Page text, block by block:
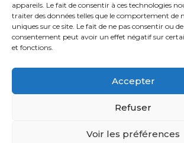
appareils. Le fait de consentir à ces technologies
traiter des données telles que le comportement de
uniques sur ce site. Le fait de ne pas consentir ou
consentement peut avoir un effet négatif sur
et fonctions.
Accepter
Refuser
Voir les préférences
la
tranquillité
d’esprit
défi
50 rue
Sainte-
J8B 2P7
Partager
Politique